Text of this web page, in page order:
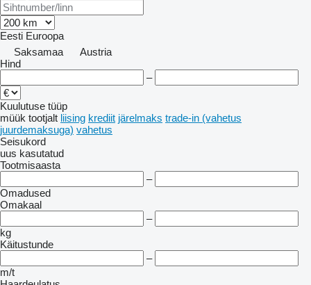
Eesti Euroopa
Saksamaa
Austria
Hind
–
Kuulutuse tüüp
müük tootjalt liising krediit järelmaks trade-in (vahetus
juurdemaksuga) vahetus
Seisukord
uus kasutatud
Tootmisaasta
–
Omadused
Omakaal
–
kg
Käitustunde
–
m/t